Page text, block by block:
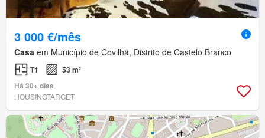
3 000 €/mês
Casa em Município de Covilhã, Distrito de Castelo Branco
T1
53 m²
Há 30+ dias
HOUSINGTARGET